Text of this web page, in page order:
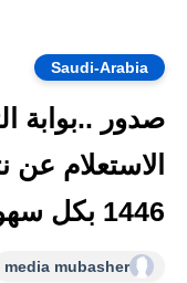
Saudi-Arabia
صدور ..بوابة
الاستعلام
1446 بكل سهولة jobs.sang.gov.sa
media mubasher